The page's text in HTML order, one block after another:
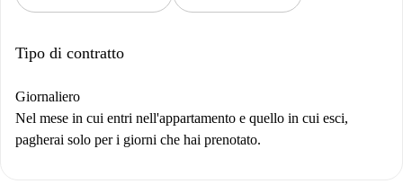
Tipo di contratto
Giornaliero
Nel mese in cui entri nell'appartamento e quello in cui esci,
pagherai solo per i giorni che hai prenotato.